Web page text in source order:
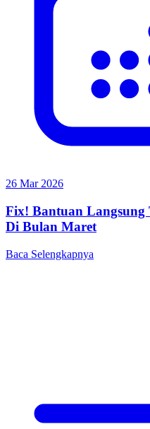
26 Mar 2026
Fix! Bantuan Langsung
Di Bulan Maret
Baca Selengkapnya